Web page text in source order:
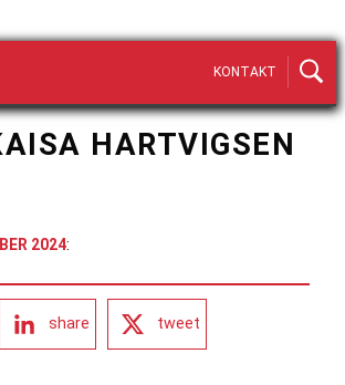
KONTAKT
HARTVIGSEN
2024:
share tweet